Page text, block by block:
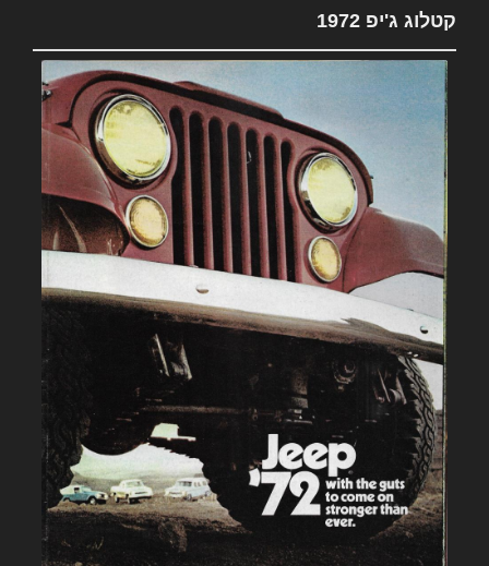
קטלוג ג'יפ 1972